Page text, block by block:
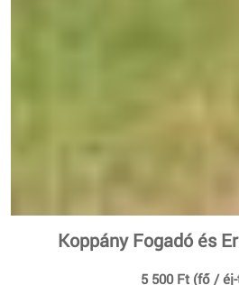
Koppány Fogadó és
5 500 Ft (fő /